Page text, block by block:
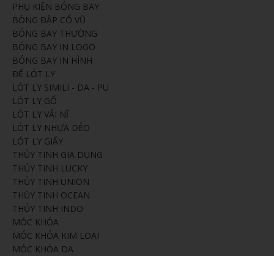
PHỤ KIỆN BÓNG BAY
BÓNG ĐẬP CỔ VŨ
BÓNG BAY THƯỜNG
BÓNG BAY IN LOGO
BÓNG BAY IN HÌNH
ĐẾ LÓT LY
LÓT LY SIMILI - DA - PU
LÓT LY GỔ
LÓT LY VẢI NĨ
LÓT LY NHỰA DẺO
LÓT LY GIẤY
THỦY TINH GIA DỤNG
THỦY TINH LUCKY
THỦY TINH UNION
THỦY TINH OCEAN
THỦY TINH INDO
MÓC KHÓA
MÓC KHÓA KIM LOẠI
MÓC KHÓA DA